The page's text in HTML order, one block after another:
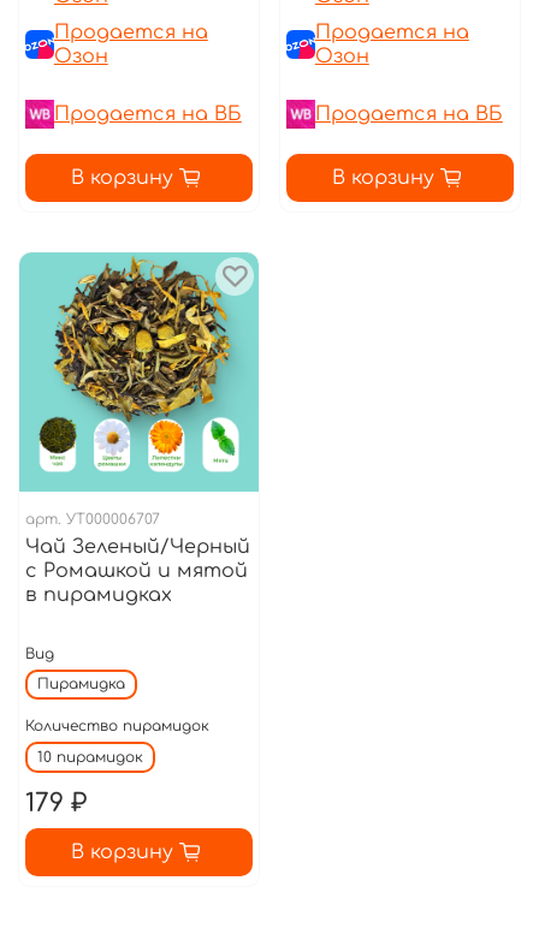
Продается на
Озон
Продается на ВБ
В корзину
Продается на
Озон
Продается на ВБ
В корзину
арт. УТ000006707
Чай Зеленый/Черный
с Ромашкой и мятой
в пирамидках
Вид
Пирамидка
Количество пирамидок
10 пирамидок
179 ₽
В корзину